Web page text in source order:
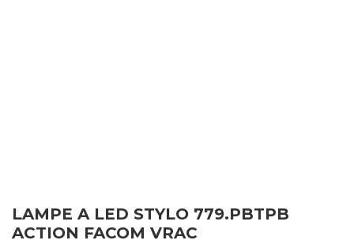
LAMPE A LED STYLO 779.PBTPB
ACTION FACOM VRAC